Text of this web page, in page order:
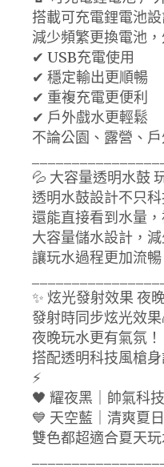
搭載可充電鋰電池設
減少頻繁更換電池
✔ USB充電使用
✔ 穩定輸出更順暢
✔ 重複充電更便利
✔ 戶外戲水更輕鬆
不論公園、露營、
💦 大容量透明水鼓
透明水鼓設計不只
還能直接看到水量，
大容量儲水設計，
讓玩水過程更加流
✨ 炫光發射效果 夜
發射時同步炫光效
夜晚玩水更有氣氛！
搭配透明科技風槍
⚡
🖤 耀夜黑｜帥氣科
💙 天空藍｜清爽夏
雙色都超適合夏天玩